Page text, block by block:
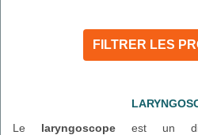
FILTRER LES
Le laryngoscope est un